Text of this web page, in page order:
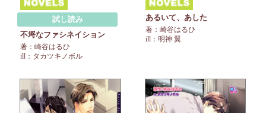
試し読み
不埒なファシネイション
著：崎谷はるひ
ill：タカツキノボル
あるいて、あした
著：崎谷はるひ
ill：明神 翼